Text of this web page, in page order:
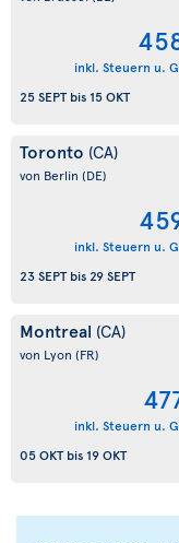
inkl. Steuern u.
25 SEPTbis 15 OKT
Toronto (CA)
von Berlin (DE)
inkl. Steuern u.
23 SEPTbis29 SEPT
Montreal (CA)
von Lyon (FR)
inkl. Steuern u.
05 OKTbis 19 OKT